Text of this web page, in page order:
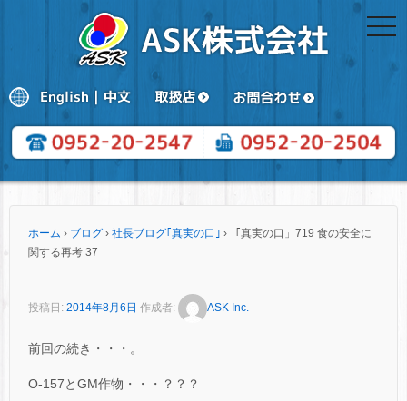
ホーム › ブログ › 社長ブログ｢真実の口｣ ›
「真実の口」719 食の安全に
関する再考 37
投稿日: 2014年8月6日 作成者: ASK Inc.
前回の続き・・・。
O-157とGM作物・・・？？？